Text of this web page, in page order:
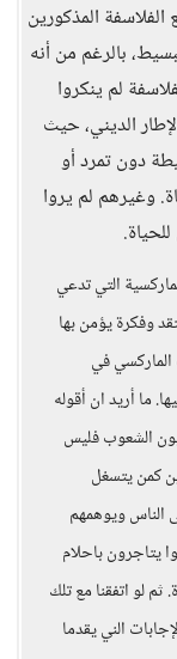
المذكورين
بالرغم من أنه
لم ينكروا
الديني، حيث
دون تمرد أو
وغيرهم لم يروا
التي تدعي
وفكرة يؤمن بها
في
ما أريد ان أقوله
الشعوب فليس
كمن يتسغل
الناس ويوهمهم
يتاجرون باحلام
ثم لو اتفقنا مع تلك
الني يقدما